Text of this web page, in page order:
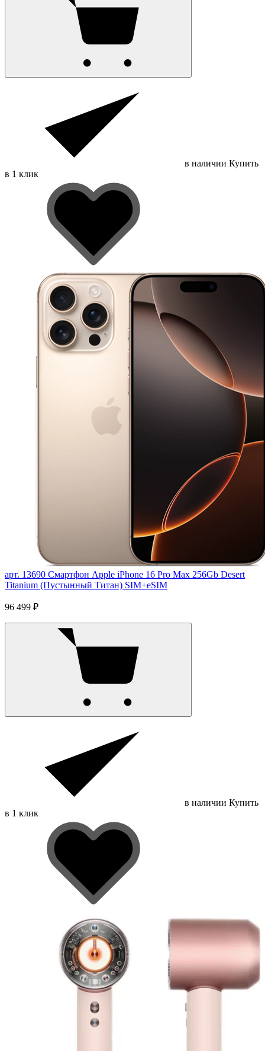
в наличии Купить
в 1 клик
арт. 13690 Смартфон Apple iPhone 16 Pro Max 256Gb Desert
Titanium (Пустынный Титан) SIM+eSIM
96 499 ₽
в наличии Купить
в 1 клик